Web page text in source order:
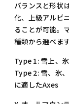
バランスと形状
化、上級アルピ
ることが可能。
種類から選べます
Type 1: 雪上、
Type 2: 雪、氷
に適したAxes